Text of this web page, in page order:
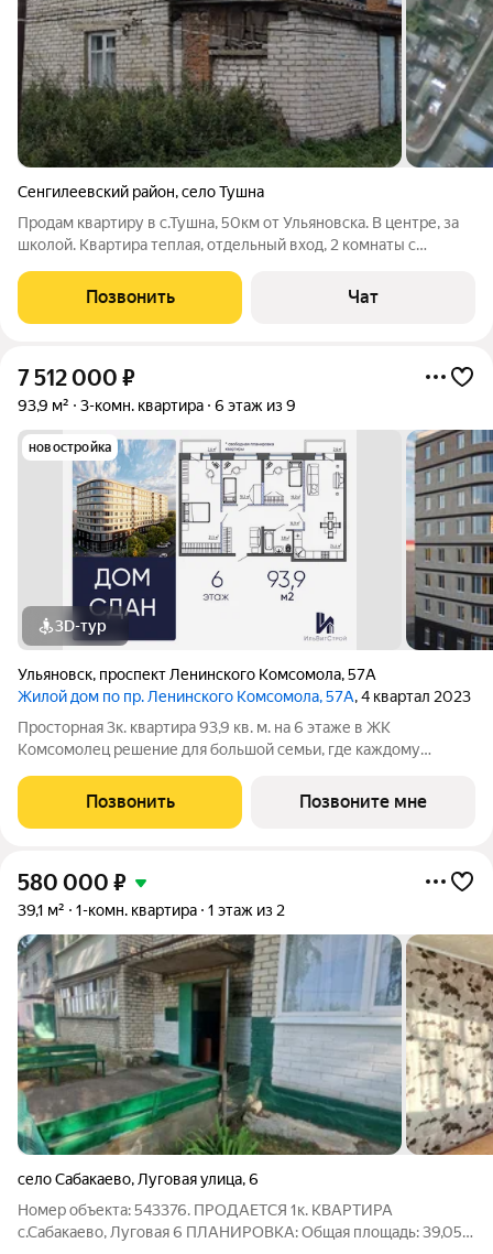
Сенгилеевский район,село Тушна
Продам квартиру в с.Тушна, 50км от Ульяновска. В центре, за
школой. Квартира теплая, отдельный вход, 2 комнаты с
погреб, сараи, участок земли в собственности 4,5 соток.
Требуется ремонт. В шаговой
Позвонить Чат
7 512 000 ₽
93,9 м² 3-комн. квартира 6 этаж из 9
новостройка
3D-тур
Ульяновск, проспект Ленинского Комсомола,57А
Жилой дом по пр. Ленинского Комсомола, 57А, 4 квартал 2023
Просторная 3к. квартира 93,9 кв. м. на 6 этаже в ЖК
Комсомолец решение для большой семьи, где каждому
взрослых;гостевая зона для приема родственников и
друзей;место для домашнего кабинета или
Позвонить Позвоните мне
580 000 ₽
39,1 м² 1-комн. квартира 1 этаж из 2
село Сабакаево, Луговая улица,6
Номер объекта: 543376. ПРОДАЕТСЯ 1к. КВАРТИРА
с.Сабакаево, Луговая 6 ПЛАНИРОВКА: Общая площадь: 39,05